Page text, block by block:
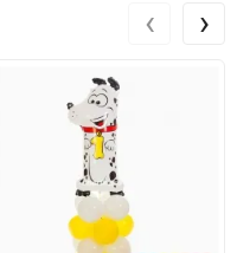
‹ ›